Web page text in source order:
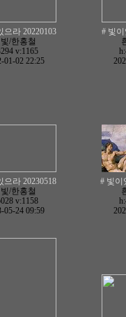
으라 20220103
/한홍철
v:1165
01-02 22:25
# 빛이
으라 20230518
/한홍철
v:1158
05-24 09:59
# 빛이